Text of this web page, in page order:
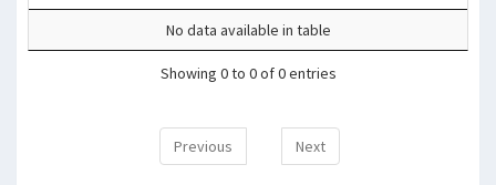
No data available in table
Showing 0 to 0 of 0 entries
Previous Next